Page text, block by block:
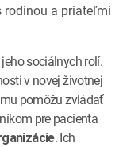
rodinou a priateľmi
sociálnych rolí.
v novej životnej
pomôžu zvládať
pre pacienta
. Ich